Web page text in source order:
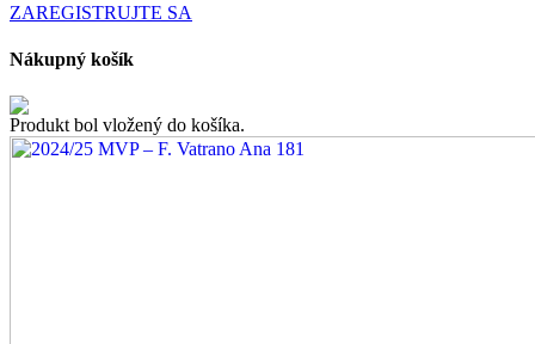
ZAREGISTRUJTE SA
Nákupný košík
Produkt bol vložený do košíka.